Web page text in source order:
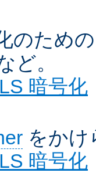
のため
ど。
暗号化
をかけ
暗号化